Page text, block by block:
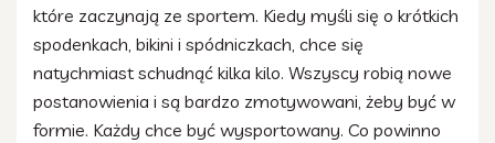
które zaczynają ze sportem. Kiedy myśli się o krótkich
spodenkach, bikini i spódniczkach, chce się
natychmiast schudnąć kilka kilo. Wszyscy robią nowe
postanowienia i są bardzo zmotywowani, żeby być w
formie. Każdy chce być wysportowany. Co powinno